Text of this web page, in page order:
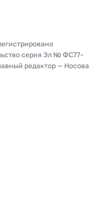
серия Эл № ФС77-
редактор — Носова